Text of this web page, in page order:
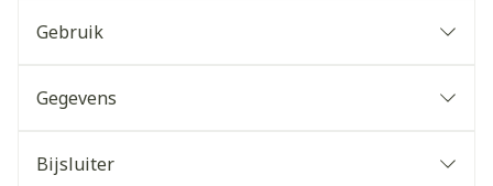
Gebruik
Gegevens
Bijsluiter